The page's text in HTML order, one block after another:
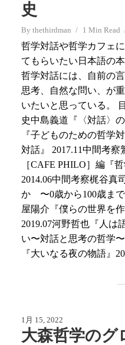
史
By thethirdman 1 Min Read
哲学対話や哲学カフェ
てもらいたい日本語の
哲学対話には、自前の
思考、自然な問い、が
いたいと思っている。
史中島義道『〈対話〉
『子どものための哲学
対話』 2017.11中間考
［CAFE PHILO］編『
2014.06中間考察梶谷真
か 〜0歳から100歳ま
屋陽介『僕らの世界を
2019.07河野哲也『人は
い〜対話と思考の哲学
『大いなる夜の物語』
1月 15, 2022
大森哲学のグ